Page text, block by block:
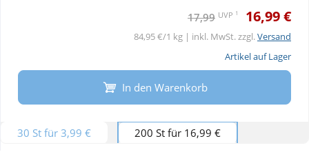
Tierbedarf
Wellness
17,99 UVP 1 16,99 €
84,95 €/1 kg | inkl. MwSt. zzgl.Versand
Artikel auf Lager
In den Warenkorb
30 St für 3,99 € 200 St für 16,99 €